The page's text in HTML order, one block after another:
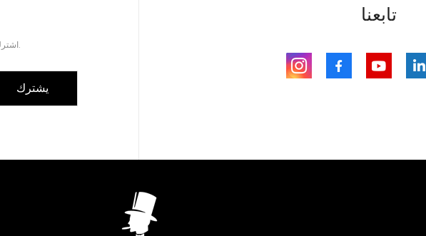
اشترك الآن للحصول على كتالوج المنتجات المحدثة لملحقات السيجار.
يشترك
تابعنا